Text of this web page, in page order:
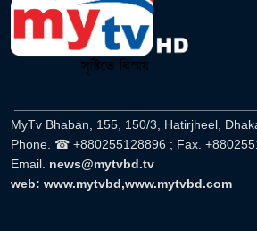
MyTv Bhaban, 155, 150/3, Hatirjheel,
Phone. ☎ +880255128896 ; Fax.
Email. news@mytvbd.tv
web: www.mytvbd,www.mytvbd.com